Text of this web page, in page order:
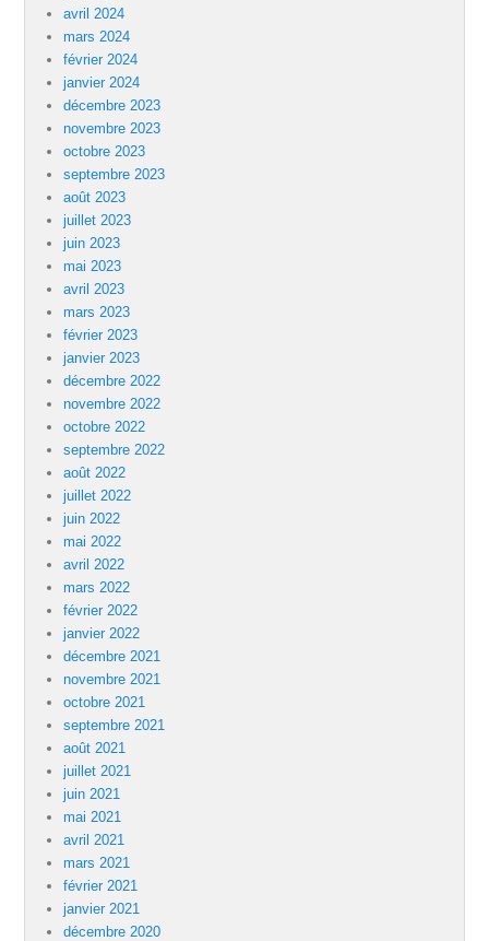
avril 2024
mars 2024
février 2024
janvier 2024
décembre 2023
novembre 2023
octobre 2023
septembre 2023
août 2023
juillet 2023
juin 2023
mai 2023
avril 2023
mars 2023
février 2023
janvier 2023
décembre 2022
novembre 2022
octobre 2022
septembre 2022
août 2022
juillet 2022
juin 2022
mai 2022
avril 2022
mars 2022
février 2022
janvier 2022
décembre 2021
novembre 2021
octobre 2021
septembre 2021
août 2021
juillet 2021
juin 2021
mai 2021
avril 2021
mars 2021
février 2021
janvier 2021
décembre 2020